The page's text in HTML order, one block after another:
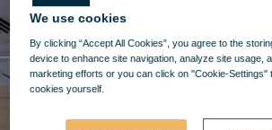
We use cookies
By clicking “Accept All Cookies”, you agree to the
device to enhance site navigation, analyze site usage,
marketing efforts or you can click on "Cookie-Settings"
cookies yourself.